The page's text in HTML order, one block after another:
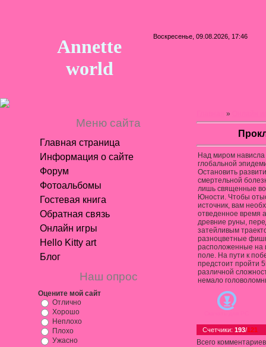
Annette
world
Воскресенье, 09.08.2026, 17:46
Меню сайта
Главная страница
Информация о сайте
Форум
Фотоальбомы
Гостевая книга
Обратная связь
Онлайн игры
Hello Kitty art
Блог
Наш опрос
Оцените мой сайт
Отлично
Хорошо
Неплохо
Плохо
Ужасно
»
Над миром нависла
глобальной
Остановить
смертельной
лишь священные
Юности. Чтобы
источник, вам
отведенное время
древние руны,
затейливым
разноцветные
расположенные на
поле. На пути к
предстоит пройти
различной
немало
Счетчики: 193/121
Всего комментариев